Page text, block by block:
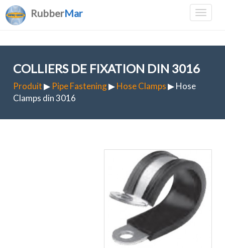
RubberMar
COLLIERS DE FIXATION DIN 3016
Produit▶ Pipe Fastening▶Hose Clamps▶ Hose
Clamps din 3016